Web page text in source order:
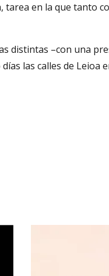
tarea en la que tanto
distintas –con una
las calles de Leioa